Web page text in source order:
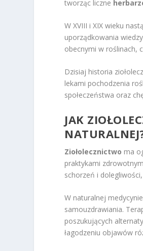
tworząc liczne
W XVIII i XIX wieku
uporządkowania
obecnymi w roślinach,
Dzisiaj historia
lekami pochodzenia
społeczeństwa oraz
JAK
Ziołolecznictwo ma
praktykami
schorzeń i
W naturalnej
samouzdrawiania.
poszukujących
łagodzeniu objawów